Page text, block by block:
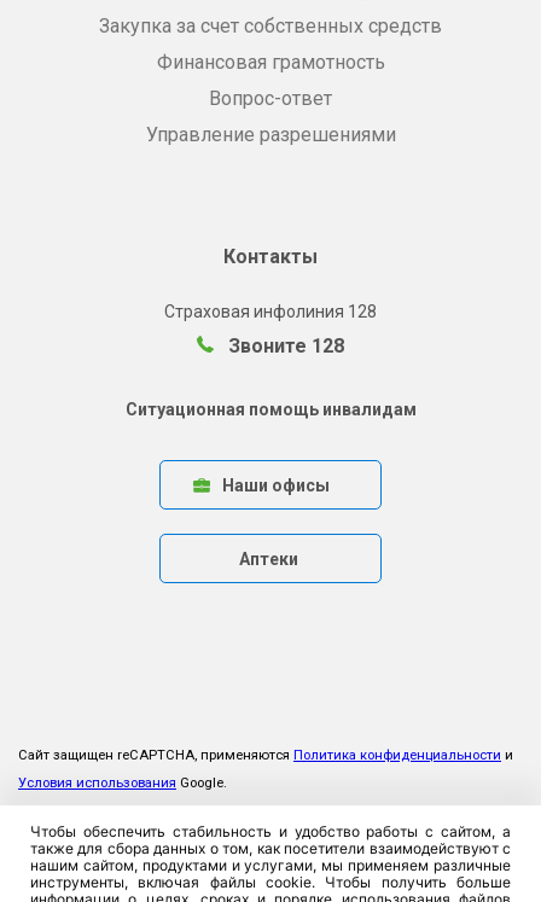
Закупка за счет собственных средств
Финансовая грамотность
Вопрос-ответ
Управление разрешениями
Контакты
Страховая инфолиния 128
Звоните 128
Ситуационная помощь инвалидам
Наши офисы
Аптеки
Сайт защищен reCAPTCHA, применяются Политика конфиденциальности и
Условия использования Google.
Чтобы обеспечить стабильность и удобство работы с сайтом, а
также для сбора данных о том, как посетители взаимодействуют с
нашим сайтом, продуктами и услугами, мы применяем различные
инструменты, включая файлы cookie. Чтобы получить больше